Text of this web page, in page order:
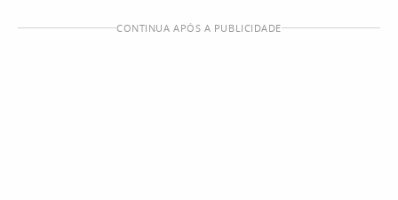
CONTINUA APÓS A PUBLICIDADE